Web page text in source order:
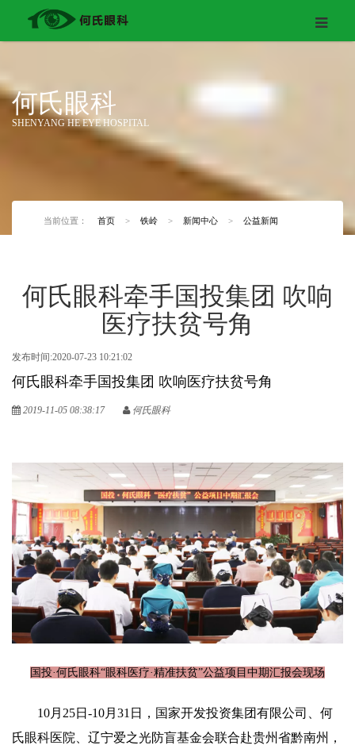
何氏眼科
SHENYANG HE EYE HOSPITAL
当前位置： 首页 > 铁岭 > 新闻中心 > 公益新闻
何氏眼科牵手国投集团 吹响
医疗扶贫号角
发布时间:2020-07-23 10:21:02
何氏眼科牵手国投集团 吹响医疗扶贫号角
2019-11-05 08:38:17 何氏眼科
国投·何氏眼科“眼科医疗·精准扶贫”公益项目中期汇报会现场
10月25日-10月31日，国家开发投资集团有限公司、何
氏眼科医院、辽宁爱之光防盲基金会联合赴贵州省黔南州，